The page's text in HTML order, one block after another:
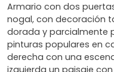
Armario con dos
nogal, con decoración
dorada y parcialmente
pinturas populares en
derecha con una
izquierda un paisaje